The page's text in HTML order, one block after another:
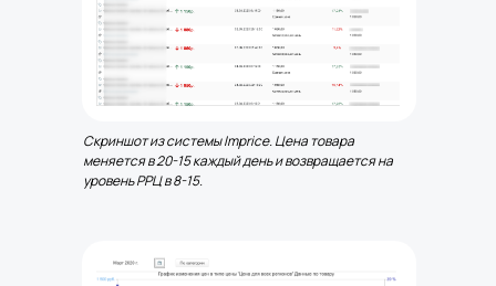
Скриншот из системы Imprice. Цена товара
меняется в 20-15 каждый день и возвращается на
уровень РРЦ в 8-15.